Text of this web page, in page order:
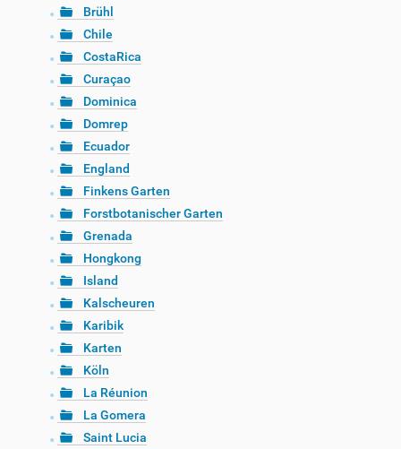
Brühl
Chile
CostaRica
Curaçao
Dominica
Domrep
Ecuador
England
Finkens Garten
Forstbotanischer Garten
Grenada
Hongkong
Island
Kalscheuren
Karibik
Karten
Köln
La Réunion
La Gomera
Saint Lucia